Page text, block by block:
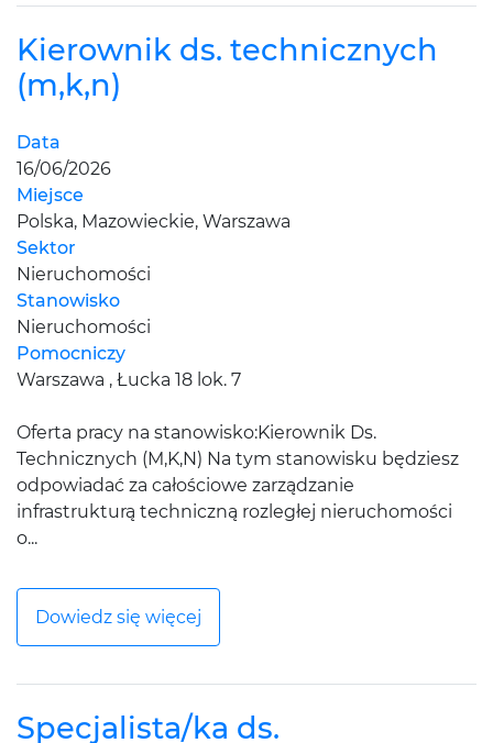
Kierownik ds. technicznych
(m,k,n)
Data
16/06/2026
Miejsce
Polska, Mazowieckie, Warszawa
Sektor
Nieruchomości
Stanowisko
Nieruchomości
Pomocniczy
Warszawa , Łucka 18 lok. 7
Oferta pracy na stanowisko:Kierownik Ds.
Technicznych (M,K,N) Na tym stanowisku będziesz
odpowiadać za całościowe zarządzanie
infrastrukturą techniczną rozległej nieruchomości
o...
Dowiedz się więcej
Specjalista/ka ds.